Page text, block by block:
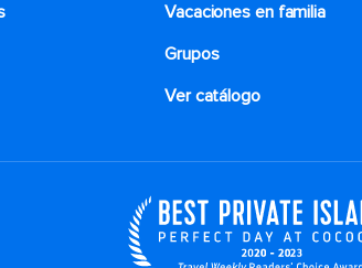
Vacaciones en familia
Grupos
Ver catálogo